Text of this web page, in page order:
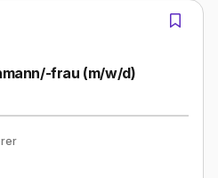
frau (m/w/d)